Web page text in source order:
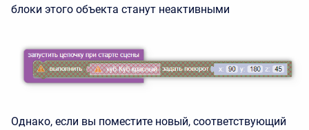
блоки этого объекта станут неактивными
Однако, если вы поместите новый, соответствующий